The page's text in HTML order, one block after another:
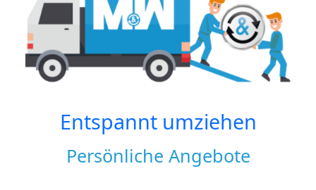
Entspannt umziehen
Persönliche Angebote